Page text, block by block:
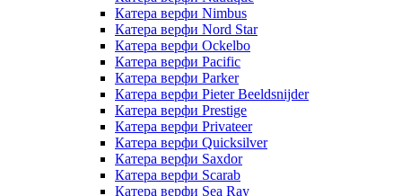
Катера верфи Nimbus
Катера верфи Nord Star
Катера верфи Ockelbo
Катера верфи Pacific
Катера верфи Parker
Катера верфи Pieter Beeldsnijder
Катера верфи Prestige
Катера верфи Privateer
Катера верфи Quicksilver
Катера верфи Saxdor
Катера верфи Scarab
Катера верфи Sea Ray